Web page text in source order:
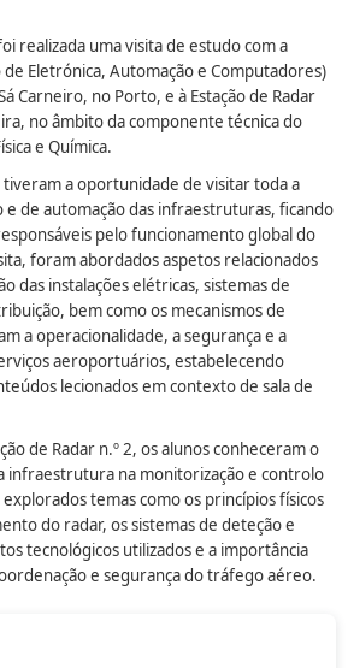
realizada uma visita de estudo com a
de Eletrónica, Automação e Computadores)
Carneiro, no Porto, e à Estação de Radar
no âmbito da componente técnica do
e Química.
a oportunidade de visitar toda a
de automação das infraestruturas, ficando
pelo funcionamento global do
foram abordados aspetos relacionados
das instalações elétricas, sistemas de
bem como os mecanismos de
a operacionalidade, a segurança e a
aeroportuários, estabelecendo
lecionados em contexto de sala de
de Radar n.º 2, os alunos conheceram o
infraestrutura na monitorização e controlo
temas como os princípios físicos
do radar, os sistemas de deteção e
tecnológicos utilizados e a importância
e segurança do tráfego aéreo.